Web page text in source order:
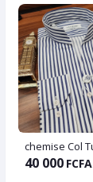
chemise Col
40 000 FCFA